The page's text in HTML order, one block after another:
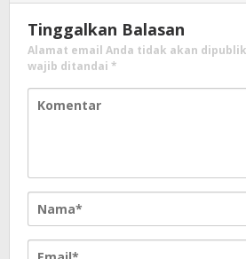
Tinggalkan Balasan
Alamat email Anda tidak akan
wajib ditandai *